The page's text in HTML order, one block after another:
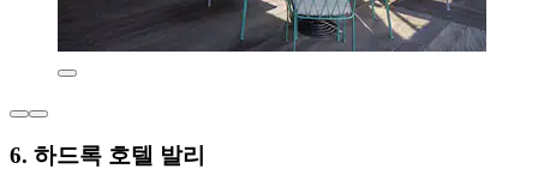
6. 하드록 호텔 발리